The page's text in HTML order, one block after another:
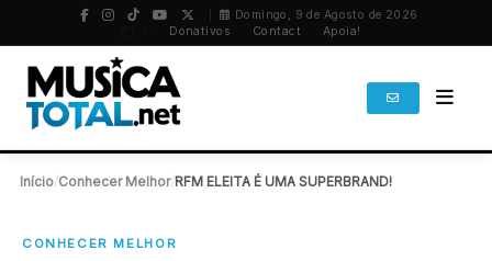
Domingo, 9 de Agosto de 2026
Donativos Contact Apoia!
Início Conhecer Melhor/ RFM ELEITA É UMA SUPERBRAND!
CONHECER MELHOR